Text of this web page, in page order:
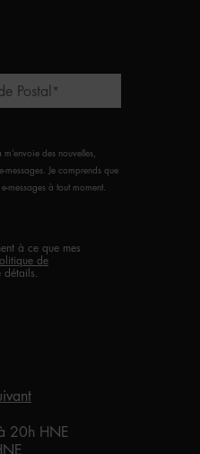
Postal*
des nouvelles,
messages. Je comprends que
messages à tout moment.
à ce que mes
de
détails.
20h HNE